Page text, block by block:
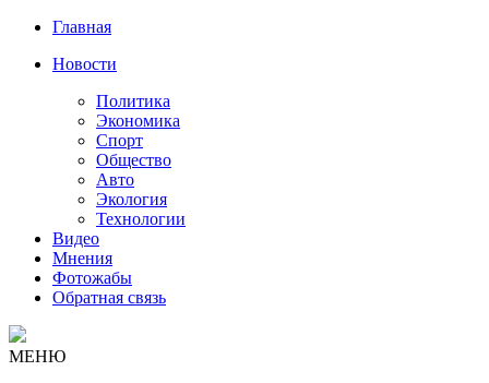
Главная
Новости
Политика
Экономика
Спорт
Общество
Авто
Экология
Технологии
Видео
Мнения
Фотожабы
Обратная связь
МЕНЮ